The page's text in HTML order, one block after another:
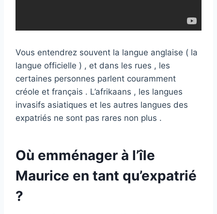
Vous entendrez souvent la langue anglaise ( la
langue officielle ) , et dans les rues , les
certaines personnes parlent couramment
créole et français . L’afrikaans , les langues
invasifs asiatiques et les autres langues des
expatriés ne sont pas rares non plus .
Où emménager à l’île
Maurice en tant qu’expatrié
?